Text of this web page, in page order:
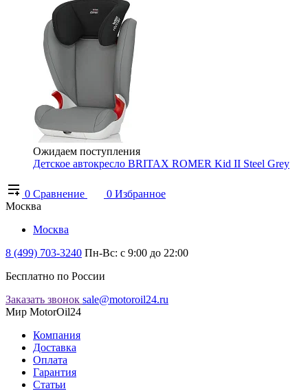
Ожидаем поступления
Детское автокресло BRITAX ROMER Kid II Steel Grey
0 Сравнение 0 Избранное
Москва
Москва
8 (499) 703-3240 Пн-Вс: с 9:00 до 22:00
Бесплатно по России
Заказать звонок sale@motoroil24.ru
Мир MotorOil24
Компания
Доставка
Оплата
Гарантия
Статьи